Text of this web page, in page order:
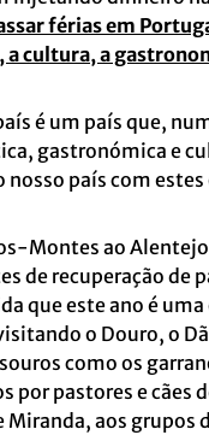
férias em
a cultura, a
é um país que,
gastronómica e
nosso país com
Montes ao
de recuperação
que este ano é
o Douro, o
como os
por pastores e cães
Miranda, aos grupos